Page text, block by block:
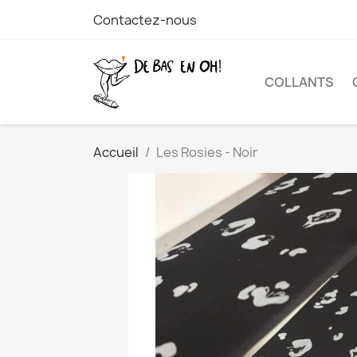
Contactez-nous
COLLANTS
Accueil Les Rosies - Noir